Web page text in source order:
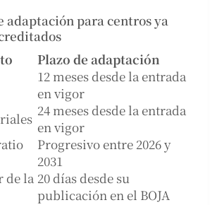
adaptación para centros ya
Plazo de adaptación
12 meses desde la entrada
en vigor
24 meses desde la entrada
en vigor
Progresivo entre 2026 y
2031
de la 20 días desde su
publicación en el BOJA